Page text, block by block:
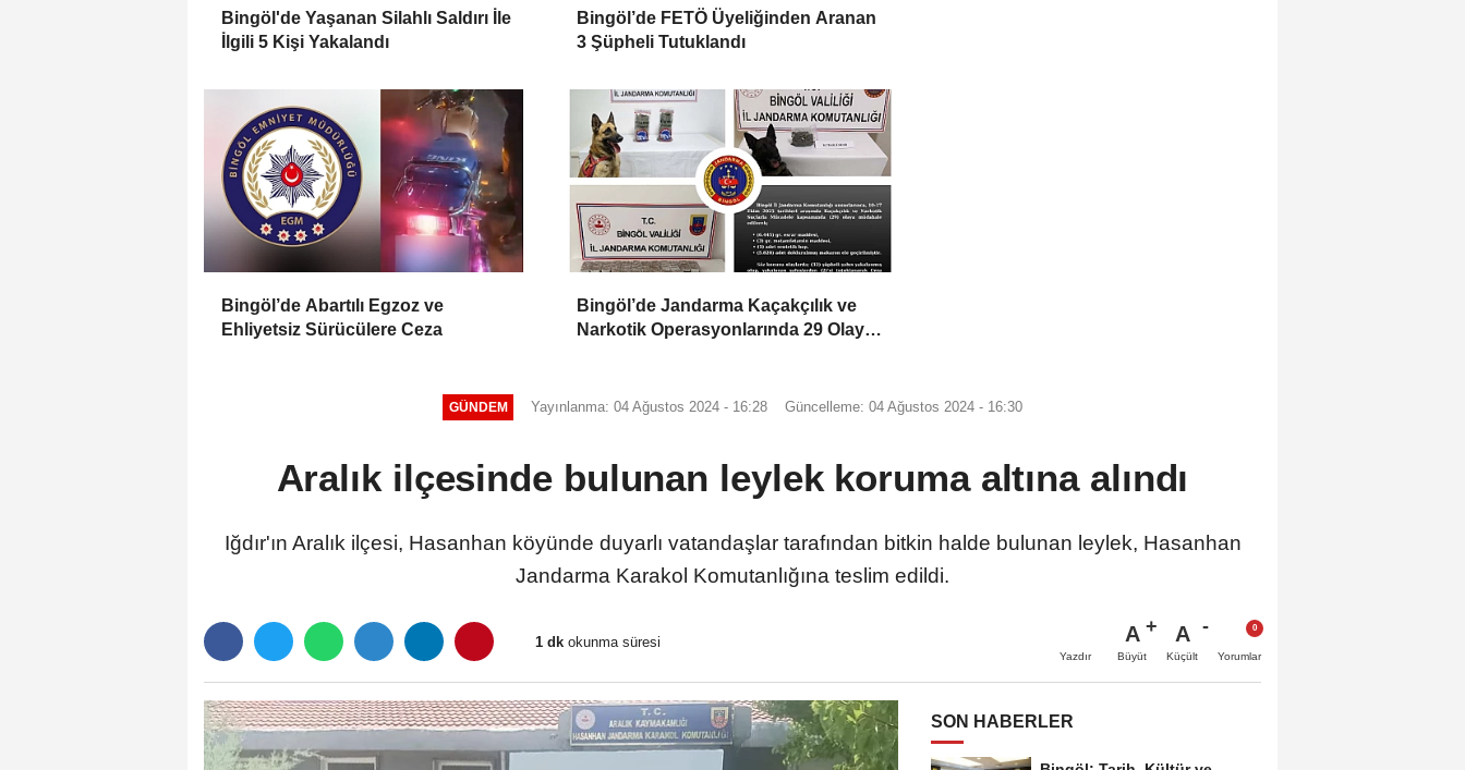
Bingöl'de Yaşanan Silahlı Saldırı İle
İlgili 5 Kişi Yakalandı
Bingöl’de FETÖ Üyeliğinden Aranan
3 Şüpheli Tutuklandı
Bingöl’de Abartılı Egzoz ve
Ehliyetsiz Sürücülere Ceza
Bingöl’de Jandarma Kaçakçılık ve
Narkotik Operasyonlarında 29 Olaya
GÜNDEM Yayınlanma: 04 Ağustos 2024 - 16:28 Güncelleme: 04 Ağustos 2024 - 16:30
Aralık ilçesinde bulunan leylek koruma altına alındı
Iğdır'ın Aralık ilçesi, Hasanhan köyünde duyarlı vatandaşlar tarafından bitkin halde bulunan leylek, Hasanhan
Jandarma Karakol Komutanlığına teslim edildi.
1 dk okunma süresi
Yazdır
A
Büyüt
A
Küçült Yorumlar
SON HABERLER